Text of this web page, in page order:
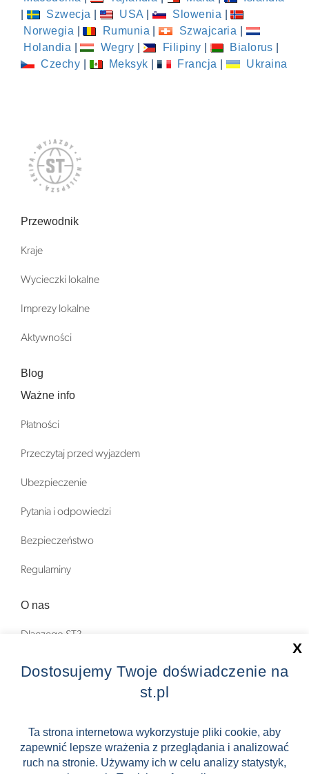
Szwecja USA | Slowenia
|
Norwegia
| Rumunia | Szwajcaria
Holandia
| Wegry | Filipiny Bialorus
Czechy
Meksyk | Francja Ukraina
Przewodnik
Kraje
Wycieczki lokalne
Imprezy lokalne
Aktywności
Blog
Ważne info
Płatności
Przeczytaj przed wyjazdem
Ubezpieczenie
Pytania i odpowiedzi
Bezpieczeństwo
Regulaminy
O nas
Dlaczego ST?
Zostań Pilotem wycieczek!
Zniżki
FAQ
Dostosujemy Twoje doświadczenie na
st.pl
Ta strona internetowa wykorzystuje pliki cookie, aby
zapewnić lepsze wrażenia z przeglądania i analizować
ruch na stronie. Używamy ich w celu analizy statystyk,
X